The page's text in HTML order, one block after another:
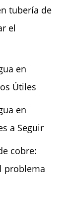
tubería de
el
en
Útiles
en
a Seguir
cobre:
problema